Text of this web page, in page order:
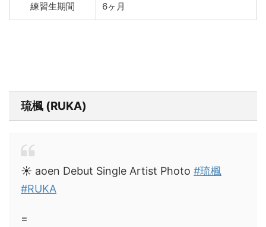
練習生期間 6ヶ月
琉楓 (RUKA)
☀️ aoen Debut Single Artist Photo #琉楓
#RUKA
=